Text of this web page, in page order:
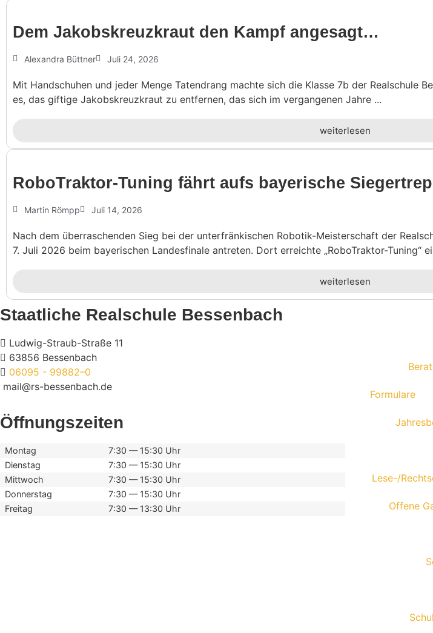
Dem Jakobs­kreuz­kraut den Kampf angesagt…
Alexandra Büttner Juli 24, 2026
Mit Handschuhen und jeder Menge Tatendrang machte sich die Klasse 7b der Realschule
es, das giftige Jakobskreuzkraut zu entfernen, das sich im vergangenen Jahre ...
weiterlesen
Robo­Traktor-Tuning fährt aufs baye­ri­sche
Martin Römpp Juli 14, 2026
Nach dem überraschenden Sieg bei der unterfränkischen Robotik-Meisterschaft der
7. Juli 2026 beim bayerischen Landesfinale antreten. Dort erreichte „RoboTraktor-Tuning“
weiterlesen
Staatliche Realschule Bessenbach
Ludwig-Straub-Straße 11
63856 Bessenbach
06095 - 99882–0
mail@rs-bessenbach.de
Öffnungszeiten
Montag
7:30 — 15:30 Uhr
Dienstag
7:30 — 15:30 Uhr
Mittwoch
7:30 — 15:30 Uhr
Donnerstag
7:30 — 15:30 Uhr
Freitag
7:30 — 13:30 Uhr
Formu­lare
Lese-/
Offene